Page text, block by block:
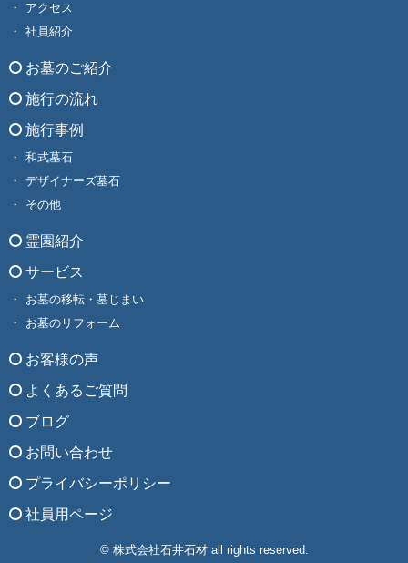
アクセス
社員紹介
お墓のご紹介
施行の流れ
施行事例
和式墓石
デザイナーズ墓石
その他
霊園紹介
サービス
お墓の移転・墓じまい
お墓のリフォーム
お客様の声
よくあるご質問
ブログ
お問い合わせ
プライバシーポリシー
社員用ページ
© 株式会社石井石材 all rights reserved.